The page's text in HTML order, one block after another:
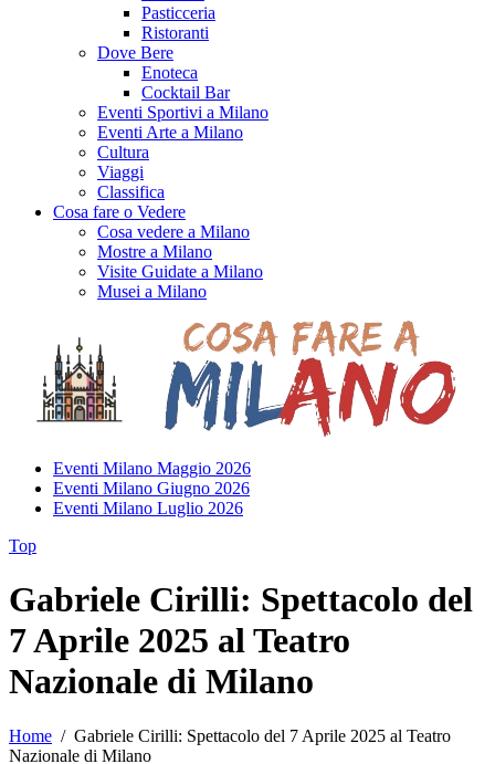
Pasticceria
Ristoranti
Dove Bere
Enoteca
Cocktail Bar
Eventi Sportivi a Milano
Eventi Arte a Milano
Cultura
Viaggi
Classifica
Cosa fare o Vedere
Cosa vedere a Milano
Mostre a Milano
Visite Guidate a Milano
Musei a Milano
Eventi Milano Maggio 2026
Eventi Milano Giugno 2026
Eventi Milano Luglio 2026
Top
Gabriele Cirilli: Spettacolo del
7 Aprile 2025 al Teatro
Nazionale di Milano
Home / Gabriele Cirilli: Spettacolo del 7 Aprile 2025 al Teatro
Nazionale di Milano